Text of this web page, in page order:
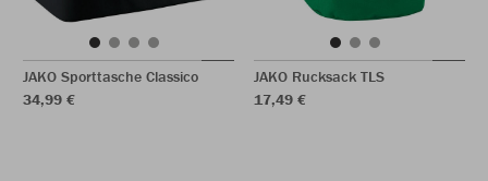
JAKO Sporttasche Classico
34,99 €
JAKO Rucksack TLS
17,49 €